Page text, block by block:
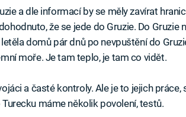
a dle informací by se měly zavírat
že se jede do Gruzie. Do Gruzie
domů pár dnů po nevpuštění do
moře. Je tam teplo, je tam co vidět.
a časté kontroly. Ale je to jejich práce,
máme několik povolení, testů.